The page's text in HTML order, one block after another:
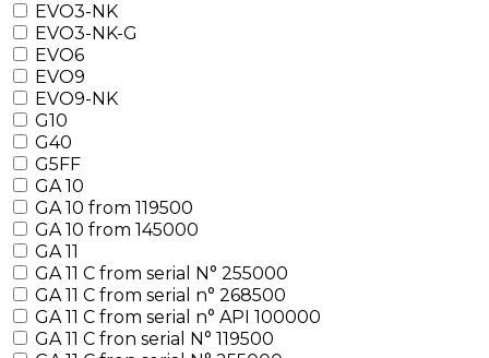
EVO3-NK
EVO3-NK-G
EVO6
EVO9
EVO9-NK
G10
G40
G5FF
GA 10
GA 10 from 119500
GA 10 from 145000
GA 11
GA 11 C from serial N° 255000
GA 11 C from serial n° 268500
GA 11 C from serial n° API 100000
GA 11 C fron serial N° 119500